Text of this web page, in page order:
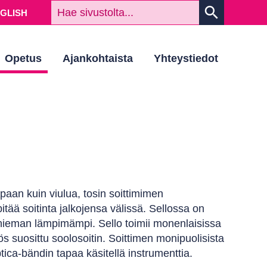
search
Opetus Ajankohtaista Yhteystiedot
kuin viulua, tosin soittimimen
soitinta jalkojensa välissä. Sellossa on
lämpimämpi. Sello toimii monenlaisissa
suosittu soolosoitin. Soittimen monipuolisista
bändin tapaa käsitellä instrumenttia.